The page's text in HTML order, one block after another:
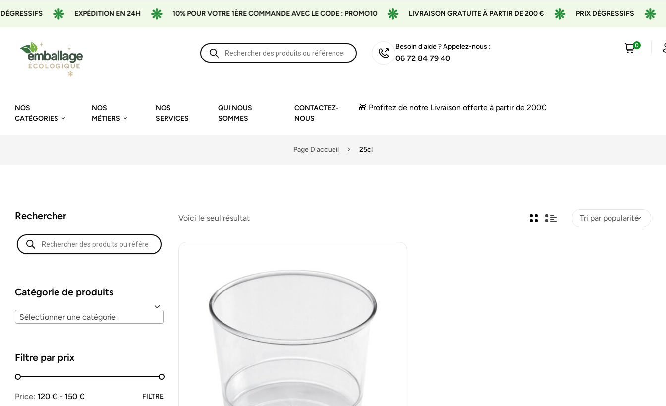
EXPÉDITION EN 24H 10% POUR VOTRE 1ÈRE COMMANDE AVEC LE CODE : PROMO10 LIVRAISON GRATUITE À PARTIR DE 200 € PRIX DÉGRESSIFS
Besoin d'aide ? Appelez-nous :
06 72 84 79 40
0
NOS
CATÉGORIES
NOS
MÉTIERS
NOS
SERVICES
QUI NOUS
SOMMES
CONTACTEZ-
NOUS
🎁 Profitez de notre Livraison offerte à partir de 200€
Page D'accueil 25cl
Voici le seul résultat
Rechercher
Catégorie de produits
Sélectionner une catégorie
Filtre par prix
FILTRE
Price: 120 € 150 €